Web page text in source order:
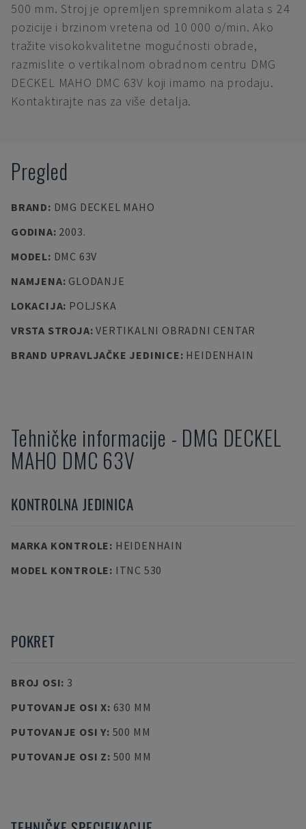
500 mm. Stroj je opremljen spremnikom alata s 24
pozicije i brzinom vretena od 10 000 o/min. Ako
tražite visokokvalitetne mogućnosti obrade,
razmislite o vertikalnom obradnom centru DMG
DECKEL MAHO DMC 63V koji imamo na prodaju.
Kontaktirajte nas za više detalja.
Pregled
BRAND: DMG DECKEL MAHO
GODINA: 2003.
MODEL: DMC 63V
NAMJENA: GLODANJE
LOKACIJA: POLJSKA
VRSTA STROJA:VERTIKALNI OBRADNI CENTAR
BRAND UPRAVLJAČKE JEDINICE: HEIDENHAIN
Tehničke informacije - DMG DECKEL
MAHO DMC 63V
KONTROLNA JEDINICA
MARKA KONTROLE: HEIDENHAIN
MODEL KONTROLE: ITNC 530
POKRET
BROJ OSI: 3
PUTOVANJE OSI X: 630 MM
PUTOVANJE OSI Y: 500 MM
PUTOVANJE OSI Z: 500 MM